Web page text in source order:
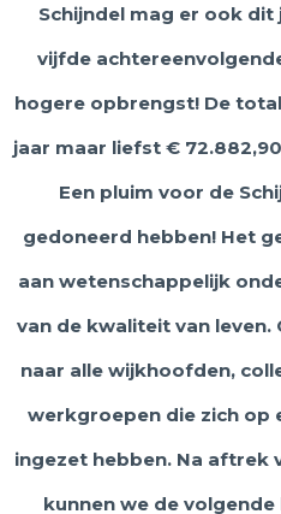
Schijndel mag er ook dit
vijfde
hogere opbrengst! De
jaar maar liefst €
Een pluim voor de
gedoneerd hebben! Het
aan wetenschappelijk
van de kwaliteit van
naar alle wijkhoofden,
werkgroepen die zich op
ingezet hebben. Na aftrek
kunnen we de